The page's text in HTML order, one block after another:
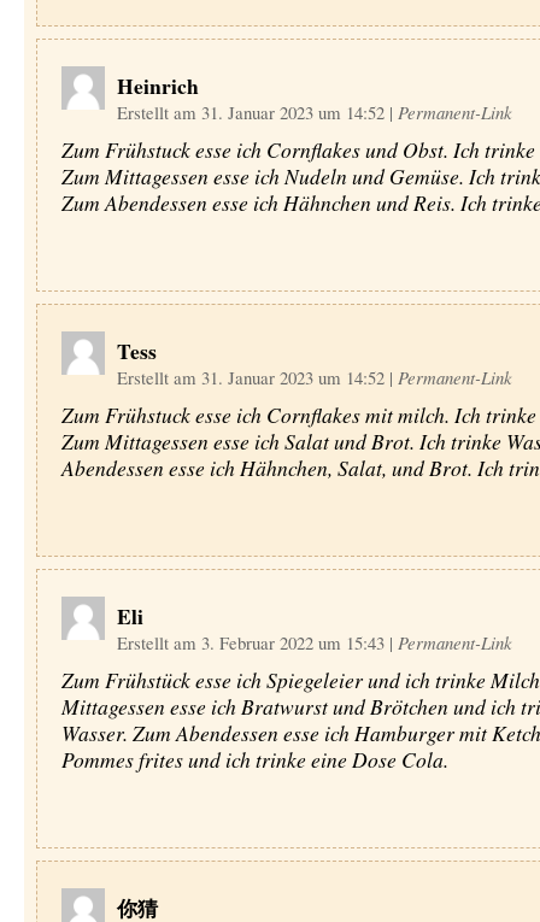
Heinrich
Erstellt am 31. Januar 2023 um 14:52 | Permanent-Link
Zum Frühstuck esse ich Cornflakes und Obst. Ich trinke
Zum Mittagessen esse ich Nudeln und Gemüse. Ich
Zum Abendessen esse ich Hähnchen und Reis. Ich
Tess
Erstellt am 31. Januar 2023 um 14:52 | Permanent-Link
Zum Frühstuck esse ich Cornflakes mit milch. Ich trinke
Zum Mittagessen esse ich Salat und Brot. Ich trinke
Abendessen esse ich Hähnchen, Salat, und Brot. Ich
Eli
Erstellt am 3. Februar 2022 um 15:43 | Permanent-Link
Zum Frühstück esse ich Spiegeleier und ich trinke
Mittagessen esse ich Bratwurst und Brötchen und ich
Wasser. Zum Abendessen esse ich Hamburger mit
Pommes frites und ich trinke eine Dose Cola.
你猜